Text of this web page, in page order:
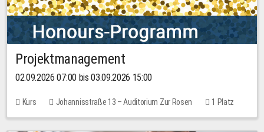
Projektmanagement
02.09.2026 07:00 bis 03.09.2026 15:00
Kurs Johannisstraße 13 – Auditorium Zur Rosen 1 Platz